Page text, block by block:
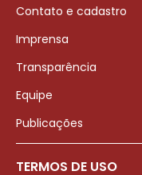
Contato e cadastro
Imprensa
Transparência
Equipe
Publicações
TERMOS DE USO